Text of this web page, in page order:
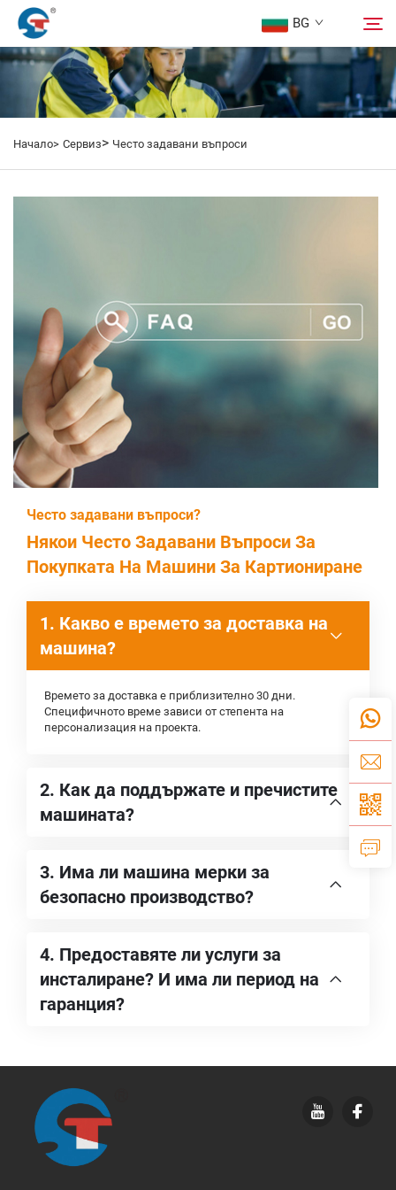
BG
Относно нас
Новини
Свържете Се с Нас
Начало> Сервиз> Често задавани въпроси
Често задавани въпроси?
Някои Често Задавани Въпроси За
Покупката На Машини За Картиониране
1. Какво е времето за доставка на
машина?
Времето за доставка е приблизително 30 дни.
Специфичното време зависи от степента на
персонализация на проекта.
2. Как да поддържате и пречистите
машината?
3. Има ли машина мерки за
безопасно производство?
4. Предоставяте ли услуги за
инсталиране? И има ли период на
гаранция?